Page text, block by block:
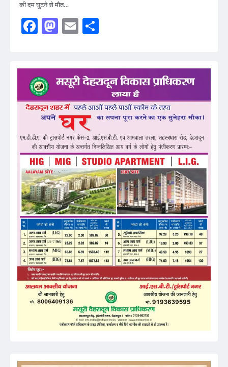
की दम घुटने से मौत…
Facebook
Mastodon
Email